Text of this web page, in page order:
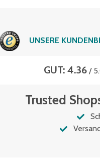
UNSERE
GUT: 4.36 /
Trusted